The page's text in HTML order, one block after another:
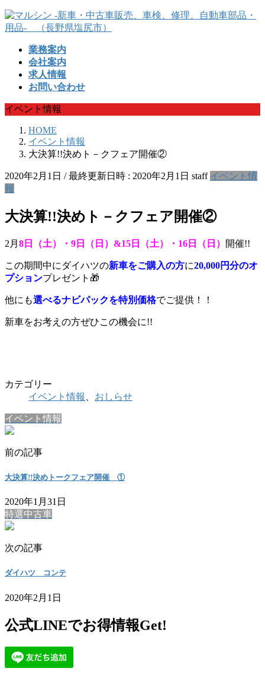
コ
ン
キ
ッ
ナ
ビ
に
移
業務案内
会社案内
求人情報
お問い合わせ
イベント情報
HOME
イベント情報
大決算!!決めト－クフェア開催②
2020年2月1日 / 最終更新日時 : 2020年2月1日 staff イベント情
報
大決算!!決めト－クフェア開催②
2月 8日（土）・9日（日）&15日（土）・16日（日） 開催!!
この期間中にダイハツの新車をご購入の方に20,000円分のオ
プションプレゼント🎁
他にも選べるナビパックを特別価格でご提供！！
新車をお考えの方ぜひこの機会に!!
カテゴリー
イベント情報
おしらせ
イベント情報
前の記事
大決算!!決めトークフェア開催 ①
2020年1月31日
特選中古車
次の記事
ダイハツ コンテ
2020年2月1日
公式LINEでお得情報Get!